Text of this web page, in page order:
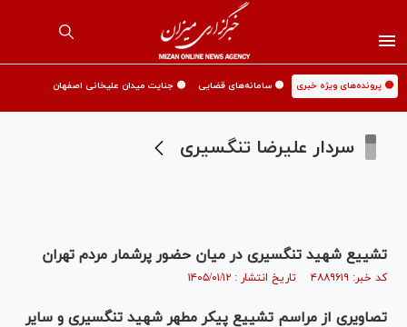
🟡 پرونده‌های ویژه خبری 🟡 سامانه‌های قضایی 🟡 جنایت میدان علیخانی اصفهان
سردار علیرضا تنگسیری
تشییع شهید تنگسیری در میان حضور پرشمار مردم تهران
کد خبر: ۴۸۸۹۶۱۹ تاریخ انتشار : ۱۴۰۵/۰۱/۱۲
تصاویری از مراسم تشییع پیکر مطهر شهید تنگسیری و سایر